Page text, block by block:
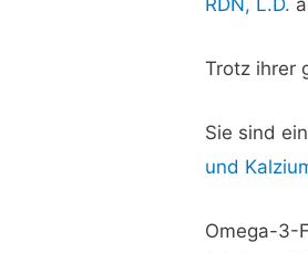
Trotz ihrer
Sie sind
und
Omega-3-